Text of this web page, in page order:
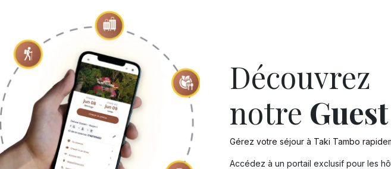
Découvrez
notre
Gérez votre séjour à Taki Tambo
Accédez à un portail exclusif pour les